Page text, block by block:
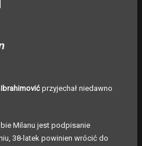
przyjechał niedawno
Milanu jest podpisanie
38-latek powinien wrócić do